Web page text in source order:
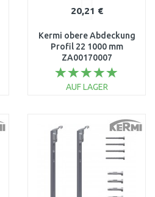
20,21 €
Kermi obere Abdeckung
Profil 22 1000 mm
ZA00170007
AUF LAGER
Vergleichen